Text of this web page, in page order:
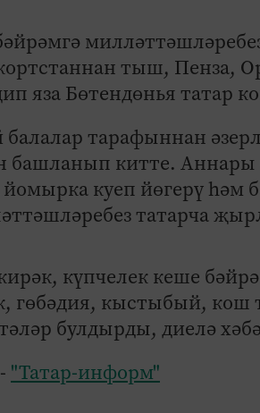
тыш, Пенза,
яза Бөтендөнья татар
балалар тарафыннан
башланып китте. Аннары
куеп йөгерү һәм
татарча
күпчелек кеше
гөбәдия, кыстыбый,
булдырды, диелә
"Татар-информ"